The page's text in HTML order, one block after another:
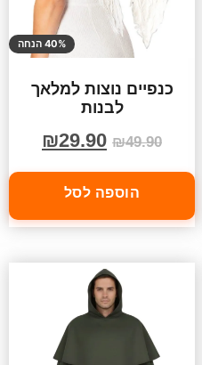
40% הנחה
כנפיים נוצות למלאך
לבנות
₪49.90
₪29.90
הוספה לסל